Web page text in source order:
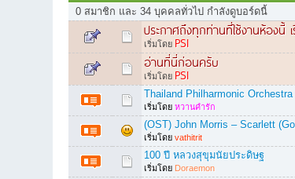
0 สมาชิก และ 34 บุคคลทั่วไป กำลังดูบอร์ดนี้
ประกาศถึงทุกท่านที่ใช้งานห้องนี้
เริ่มโดย PSI
อ่านที่นี่ก่อนครับ
เริ่มโดย PSI
Thailand Philharmonic
เริ่มโดยหวานคำรัก
(OST) John Morris – Scarlett
เริ่มโดยvathitrit
100 ปี หลวงสุขุมนัยประดิษฐ
เริ่มโดย Doraemon